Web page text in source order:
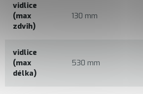
vidlice
(max
zdvih)
130 mm
vidlice
(max
délka)
530 mm